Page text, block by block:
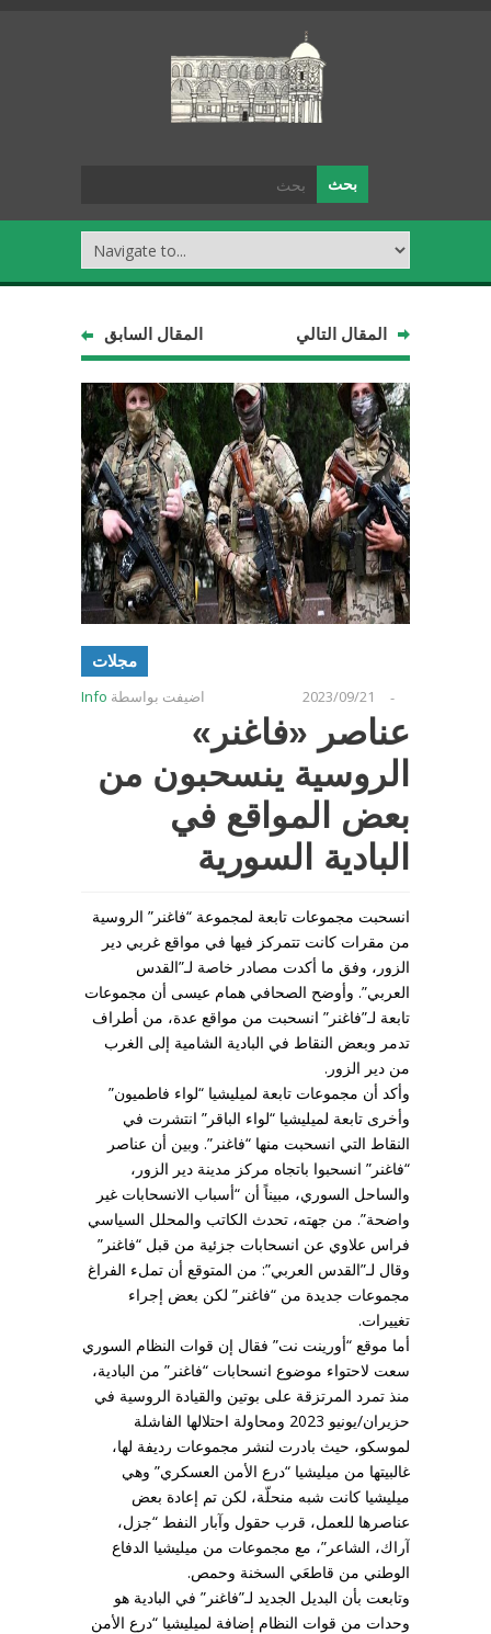
المقال السابق المقال التالي
مجلات
اضيفت بواسطة Info -
2023/09/21
عناصر «فاغنر»
الروسية ينسحبون من
بعض المواقع في
البادية السورية
انسحبت مجموعات تابعة لمجموعة “فاغنر” الروسية
من مقرات كانت تتمركز فيها في مواقع غربي دير
الزور، وفق ما أكدت مصادر خاصة لـ”القدس
العربي”. وأوضح الصحافي همام عيسى أن مجموعات
تابعة لـ”فاغنر” انسحبت من مواقع عدة، من أطراف
تدمر وبعض النقاط في البادية الشامية إلى الغرب
من دير الزور.
وأكد أن مجموعات تابعة لميليشيا “لواء فاطميون”
وأخرى تابعة لميليشيا “لواء الباقر” انتشرت في
النقاط التي انسحبت منها “فاغنر”. وبين أن عناصر
“فاغنر” انسحبوا باتجاه مركز مدينة دير الزور،
والساحل السوري، مبيناً أن “أسباب الانسحابات غير
واضحة”. من جهته، تحدث الكاتب والمحلل السياسي
فراس علاوي عن انسحابات جزئية من قبل “فاغنر”
وقال لـ”القدس العربي”: من المتوقع أن تملء الفراغ
مجموعات جديدة من “فاغنر” لكن بعض إجراء
تغييرات.
أما موقع “أورينت نت” فقال إن قوات النظام السوري
سعت لاحتواء موضوع انسحابات “فاغنر” من البادية،
منذ تمرد المرتزقة على بوتين والقيادة الروسية في
حزيران/يونيو 2023 ومحاولة احتلالها الفاشلة
لموسكو، حيث بادرت لنشر مجموعات رديفة لها،
غالبيتها من ميليشيا “درع الأمن العسكري” وهي
ميليشيا كانت شبه منحلّة، لكن تم إعادة بعض
عناصرها للعمل، قرب حقول وآبار النفط “جزل،
آراك، الشاعر”، مع مجموعات من ميليشيا الدفاع
الوطني من قاطعَي السخنة وحمص.
وتابعت بأن البديل الجديد لـ”فاغنر” في البادية هو
وحدات من قوات النظام إضافة لميليشيا “درع الأمن